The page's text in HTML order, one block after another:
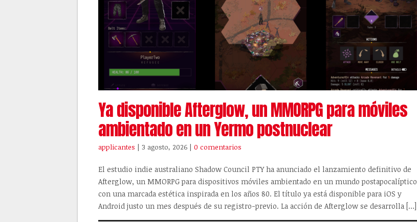
Ya disponible Afterglow, un MMORPG para móviles
ambientado en un Yermo postnuclear
applicantes | 3 agosto, 2026 | 0 comentarios
El estudio indie australiano Shadow Council PTY ha anunciado el lanzamiento definitivo de
Afterglow, un MMORPG para dispositivos móviles ambientado en un mundo postapocalíptico
con una marcada estética inspirada en los años 80. El título ya está disponible para iOS y
Android justo un mes después de su registro-previo. La acción de Afterglow se desarrolla […]